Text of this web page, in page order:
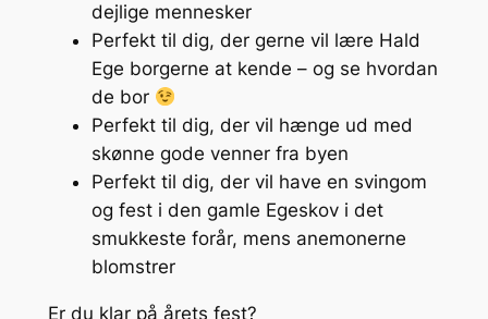
dejlige mennesker
Perfekt til dig, der gerne vil lære Hald
Ege borgerne at kende – og se hvordan
de bor
Perfekt til dig, der vil hænge ud med
skønne gode venner fra byen
Perfekt til dig, der vil have en svingom
og fest i den gamle Egeskov i det
smukkeste forår, mens anemonerne
blomstrer
Er du klar på årets fest?